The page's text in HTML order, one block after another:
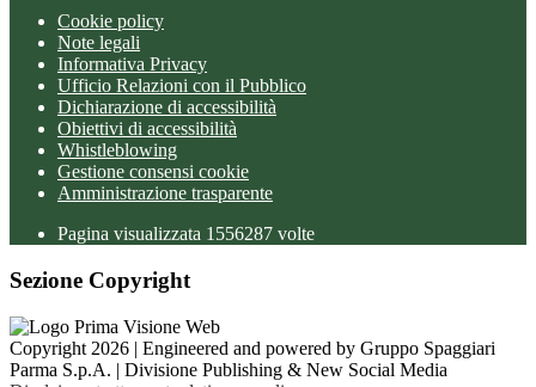
Cookie policy
Note legali
Informativa Privacy
Ufficio Relazioni con il Pubblico
Dichiarazione di accessibilità
Obiettivi di accessibilità
Whistleblowing
Gestione consensi cookie
Amministrazione trasparente
Pagina visualizzata 1556287 volte
Sezione Copyright
Copyright 2026 | Engineered and powered by Gruppo Spaggiari
Parma S.p.A. | Divisione Publishing & New Social Media